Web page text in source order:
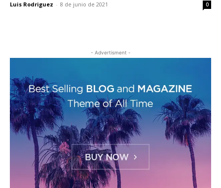
Luis Rodriguez - 8 de junio de 2021 0
- Advertisment -